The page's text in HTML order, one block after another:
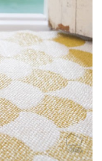
hasta
510,00€